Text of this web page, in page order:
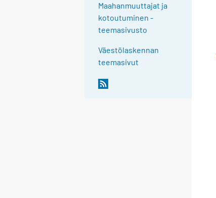
Maahanmuuttajat ja
kotoutuminen -
teemasivusto
Väestölaskennan
teemasivut